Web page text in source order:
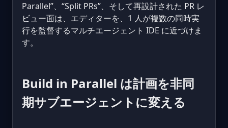
Parallel”、“Split PRs”、そして再設計された PR レ
ビュー面は、エディターを、1 人が複数の同時実
行を監督するマルチエージェント IDE に近づけま
す。
Build in Parallel は計画を非同
期サブエージェントに変える